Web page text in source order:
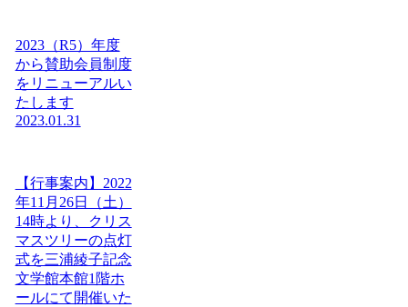
2023（R5）年度
から賛助会員制度
をリニューアルい
たします
2023.01.31
【行事案内】2022
年11月26日（土）
14時より、クリス
マスツリーの点灯
式を三浦綾子記念
文学館本館1階ホ
ールにて開催いた